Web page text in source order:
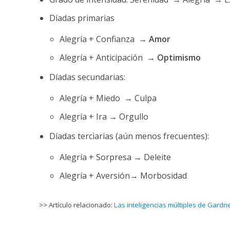
Díadas primarias
Alegría + Confianza → Amor
Alegría + Anticipación → Optimismo
Díadas secundarias:
Alegría + Miedo → Culpa
Alegría + Ira → Orgullo
Díadas terciarias (aún menos frecuentes):
Alegría + Sorpresa → Deleite
Alegría + Aversión→ Morbosidad
>> Artículo relacionado: Las inteligencias múltiples de